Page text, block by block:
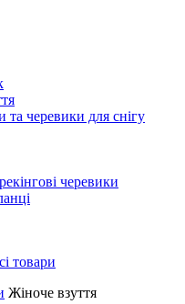
та черевики для снігу
черевики
Жіноче взуття